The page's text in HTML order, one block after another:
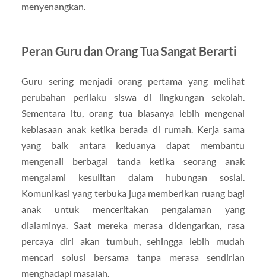
menyenangkan.
Peran Guru dan Orang Tua Sangat Berarti
Guru sering menjadi orang pertama yang melihat
perubahan perilaku siswa di lingkungan sekolah.
Sementara itu, orang tua biasanya lebih mengenal
kebiasaan anak ketika berada di rumah. Kerja sama
yang baik antara keduanya dapat membantu
mengenali berbagai tanda ketika seorang anak
mengalami kesulitan dalam hubungan sosial.
Komunikasi yang terbuka juga memberikan ruang bagi
anak untuk menceritakan pengalaman yang
dialaminya. Saat mereka merasa didengarkan, rasa
percaya diri akan tumbuh, sehingga lebih mudah
mencari solusi bersama tanpa merasa sendirian
menghadapi masalah.